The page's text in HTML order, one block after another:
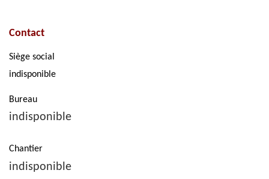
Contact
Siège social
indisponible
Bureau
indisponible
Chantier
indisponible